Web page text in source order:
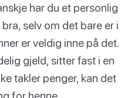
har du et personlig
selv om det bare er i
er veldig inne på det.
gjeld, sitter fast i en
takler penger, kan det